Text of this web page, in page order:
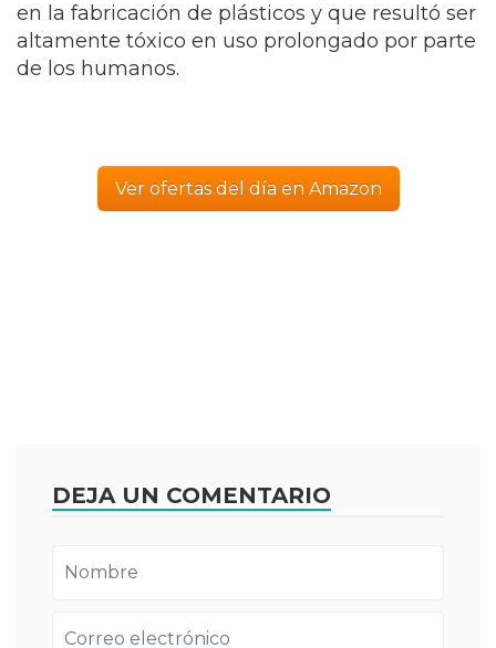
en la fabricación de plásticos y que resultó ser
altamente tóxico en uso prolongado por parte
de los humanos.
Ver ofertas del día en Amazon
DEJA UN COMENTARIO